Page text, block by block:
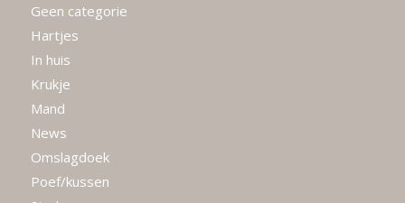
Geen categorie
Hartjes
In huis
Krukje
Mand
News
Omslagdoek
Poef/kussen